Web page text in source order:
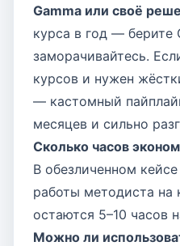
Gamma или своё
курса в год — берите
заморачивайтесь.
курсов и нужен
— кастомный
месяцев и сильно
Сколько часов
В обезличенном
работы методиста на
остаются 5–10 часов
Можно ли